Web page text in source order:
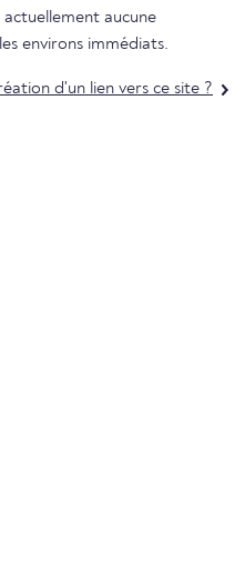
aucune
environs immédiats.
d'un lien vers ce site ?